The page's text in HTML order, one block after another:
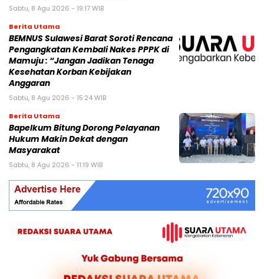
Sabtu, 8 Agu 2026 - 19:17 WIB
Berita Utama
BEMNUS Sulawesi Barat Soroti Rencana
Pengangkatan Kembali Nakes PPPK di
Mamuju : “Jangan Jadikan Tenaga
Kesehatan Korban Kebijakan
Anggaran
Sabtu, 8 Agu 2026 - 15:24 WIB
Berita Utama
Bapelkum Bitung Dorong Pelayanan
Hukum Makin Dekat dengan
Masyarakat
Sabtu, 8 Agu 2026 - 11:19 WIB